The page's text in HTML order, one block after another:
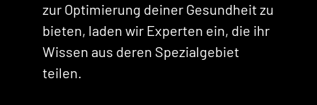
zur Optimierung deiner Gesundheit zu
bieten, laden wir Experten ein, die ihr
Wissen aus deren Spezialgebiet
teilen.